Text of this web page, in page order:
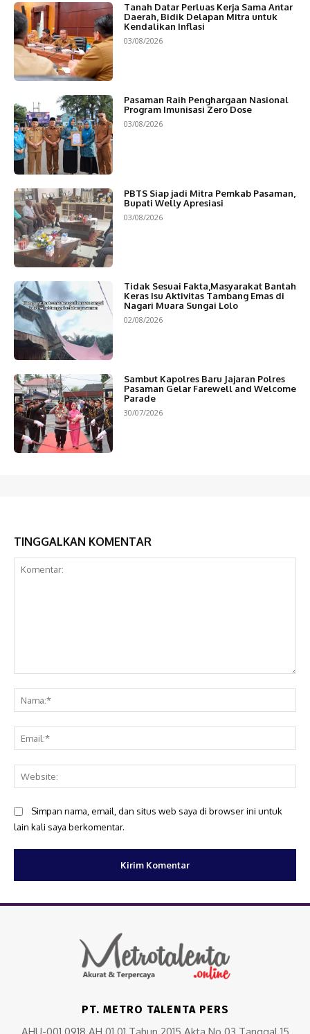
Tanah Datar Perluas Kerja Sama Antar
Daerah, Bidik Delapan Mitra untuk
Kendalikan Inflasi
03/08/2026
Pasaman Raih Penghargaan Nasional
Program Imunisasi Zero Dose
03/08/2026
PBTS Siap jadi Mitra Pemkab Pasaman,
Bupati Welly Apresiasi
03/08/2026
Tidak Sesuai Fakta,Masyarakat Bantah
Keras Isu Aktivitas Tambang Emas di
Nagari Muara Sungai Lolo
02/08/2026
Sambut Kapolres Baru Jajaran Polres
Pasaman Gelar Farewell and Welcome
Parade
30/07/2026
TINGGALKAN KOMENTAR
Simpan nama, email, dan situs web saya di browser ini untuk
lain kali saya berkomentar.
PT. METRO TALENTA PERS